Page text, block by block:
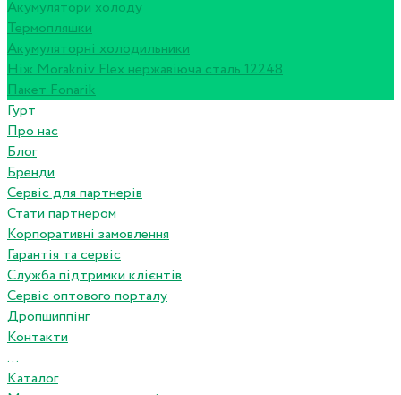
Акумулятори холоду
Термопляшки
Акумуляторні холодильники
Ніж Morakniv Flex нержавіюча сталь 12248
Пакет Fonarik
Гурт
Про нас
Блог
Бренди
Сервіс для партнерів
Стати партнером
Корпоративні замовлення
Гарантія та сервіс
Служба підтримки клієнтів
Сервіс оптового порталу
Дропшиппінг
Контакти
...
Каталог